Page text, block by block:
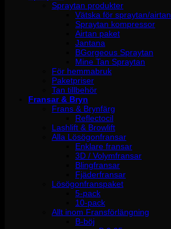
Spraytan produkter
Vätska för spraytan/airtan
Spraytan kompressor
Airtan paket
Jantana
BGorgeous Spraytan
Mine Tan Spraytan
För hemmabruk
Paketpriser
Tan tillbehör
Fransar & Bryn
Frans & Brynfärg
Reflectocil
Lashlift & Browlift
Alla Lösögonfransar
Enklare fransar
3D / Volymfransar
Blingfransar
Fjäderfransar
Lösögonfranspaket
5-pack
10-pack
Allt inom Fransförlängning
B-böj